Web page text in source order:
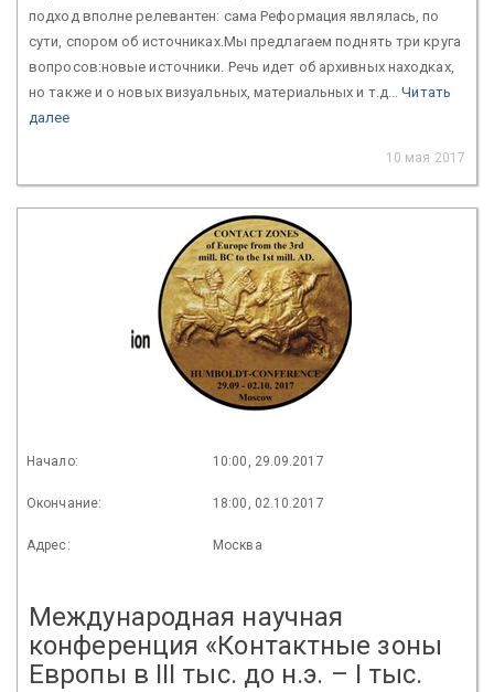
подход вполне релевантен: сама Реформация являлась, по
сути, спором об источниках.Мы предлагаем поднять три круга
вопросов:новые источники. Речь идет об архивных находках,
но также и о новых визуальных, материальных и т.д...Читать
далее
10 мая 2017
Начало: 10:00, 29.09.2017
Окончание: 18:00, 02.10.2017
Адрес: Москва
Международная научная
конференция «Контактные зоны
Европы в III тыс. до н.э. – I тыс.